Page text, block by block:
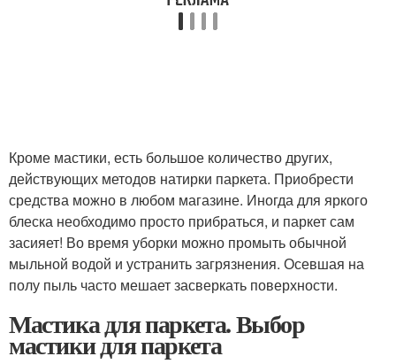
Кроме мастики, есть большое количество других,
действующих методов натирки паркета. Приобрести
средства можно в любом магазине. Иногда для яркого
блеска необходимо просто прибраться, и паркет сам
засияет! Во время уборки можно промыть обычной
мыльной водой и устранить загрязнения. Осевшая на
полу пыль часто мешает засверкать поверхности.
Мастика для паркета. Выбор
мастики для паркета